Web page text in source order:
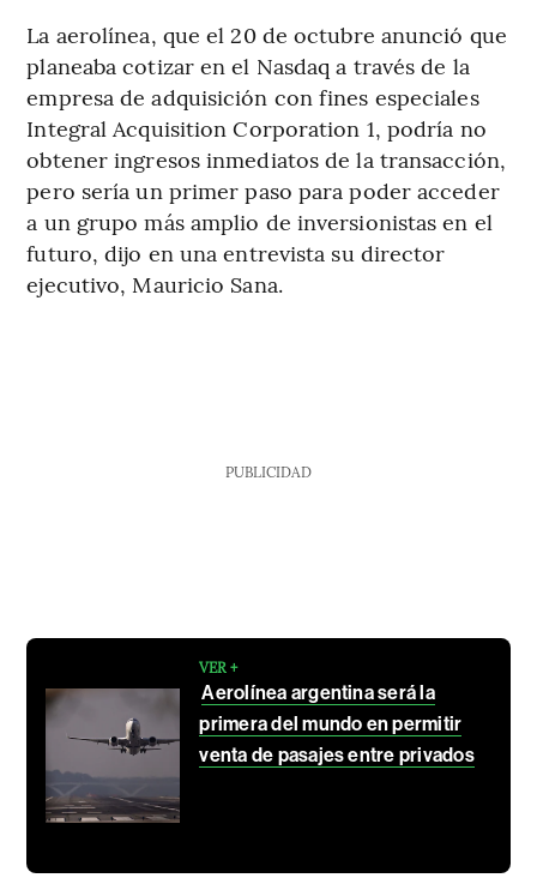
La aerolínea, que el 20 de octubre anunció que
planeaba cotizar en el Nasdaq a través de la
empresa de adquisición con fines especiales
Integral Acquisition Corporation 1, podría no
obtener ingresos inmediatos de la transacción,
pero sería un primer paso para poder acceder
a un grupo más amplio de inversionistas en el
futuro, dijo en una entrevista su director
ejecutivo, Mauricio Sana.
PUBLICIDAD
VER +
Aerolínea argentina será la
primera del mundo en permitir
venta de pasajes entre privados